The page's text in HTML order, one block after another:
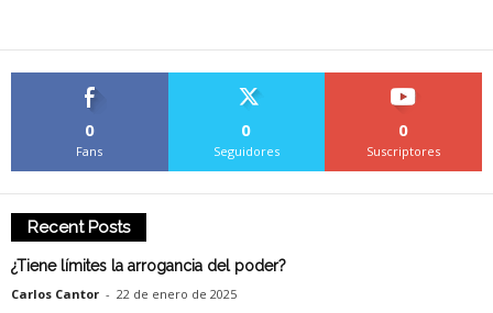
0
Fans
0
Seguidores
0
Suscriptores
Recent Posts
¿Tiene límites la arrogancia del poder?
Carlos Cantor - 22 de enero de 2025